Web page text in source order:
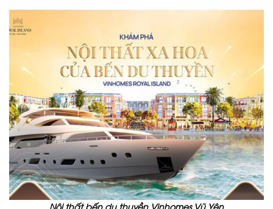
Nội thất bến du thuyền Vinhomes Vũ Yên